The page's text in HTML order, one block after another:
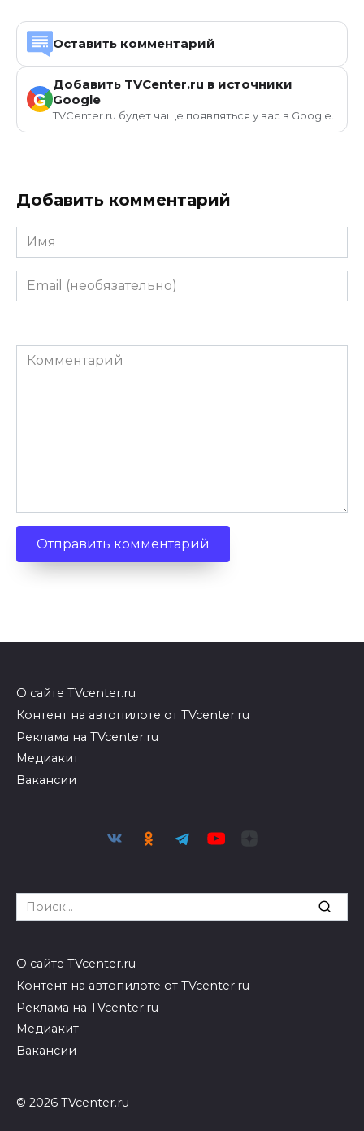
Оставить комментарий
G
Добавить TVCenter.ru в источники
Google
TVCenter.ru будет чаще появляться у вас в Google.
Добавить комментарий
Имя
Email
(необязательно)
Комментарий
О сайте TVcenter.ru
Контент на автопилоте от TVcenter.ru
Реклама на TVcenter.ru
Медиакит
Вакансии
Search
for:
О сайте TVcenter.ru
Контент на автопилоте от TVcenter.ru
Реклама на TVcenter.ru
Медиакит
Вакансии
© 2026 TVcenter.ru